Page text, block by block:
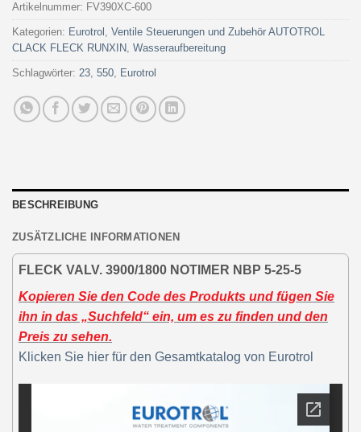
Artikelnummer: FV390XC-600
Kategorien: Eurotrol , Ventile Steuerungen und Zubehör AUTOTROL
CLACK FLECK RUNXIN, Wasseraufbereitung
Schlagwörter: 23, 550, Eurotrol
BESCHREIBUNG
ZUSÄTZLICHE INFORMATIONEN
FLECK VALV. 3900/1800 NOTIMER NBP 5-25-5
Kopieren Sie den Code des Produkts und fügen Sie
ihn in das „Suchfeld“ ein, um es zu finden und den
Preis zu sehen.
Klicken Sie hier für den Gesamtkatalog von Eurotrol